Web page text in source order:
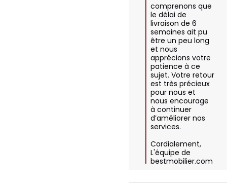
comprenons que
le délai de
livraison de 6
semaines ait pu
être un peu long
et nous
apprécions votre
patience à ce
sujet. Votre retour
est très précieux
pour nous et
nous encourage
à continuer
d’améliorer nos
services.
Cordialement,
L'équipe de
bestmobilier.com